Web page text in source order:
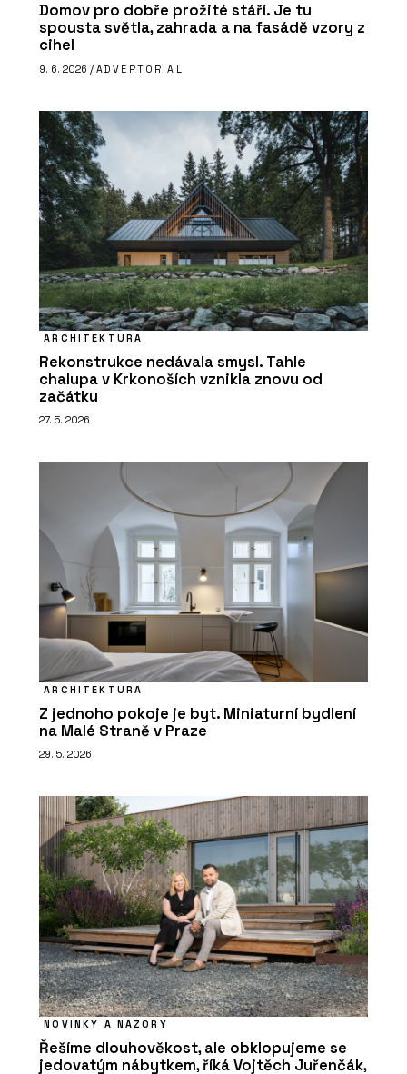
Domov pro dobře prožité stáří. Je tu
spousta světla, zahrada a na fasádě vzory z
cihel
9. 6. 2026 / ADVERTORIAL
ARCHITEKTURA
Rekonstrukce nedávala smysl. Tahle
chalupa v Krkonoších vznikla znovu od
začátku
27. 5. 2026
ARCHITEKTURA
Z jednoho pokoje je byt. Miniaturní bydlení
na Malé Straně v Praze
29. 5. 2026
NOVINKY A NÁZORY
Řešíme dlouhověkost, ale obklopujeme se
jedovatým nábytkem, říká Vojtěch Juřenčák,